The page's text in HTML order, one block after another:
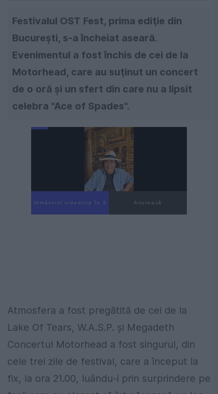
Festivalul OST Fest, prima ediţie din
Bucureşti, s-a încheiat aseară.
Evenimentul a fost închis de cei de la
Motorhead, care au suţinut un concert
de o oră şi un sfert din care nu a lipsit
celebra "Ace of Spades".
Următorul videoclip în 4 Anulează
Atmosfera a fost pregătită de cei de la
Lake Of Tears, W.A.S.P. şi Megadeth
Concertul Motorhead a fost singurul, din
cele trei zile de festival, care a început la
fix, la ora 21.00, luându-i prin surprindere pe